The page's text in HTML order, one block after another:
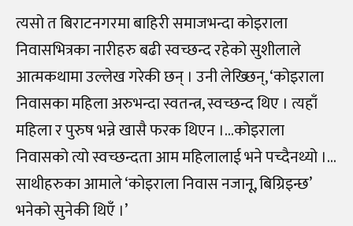
त्यसो त बिराटनगरमा बाहिरी समाजभन्दा कोइराला
निवासभित्रका नारीहरु बढी स्वच्छन्द रहेको सुशीलाले
आत्मकथामा उल्लेख गरेकी छन् । उनी लेख्छिन्, ‘कोइराला
निवासका महिला अरुभन्दा स्वतन्त्र, स्वच्छन्द थिए । त्यहाँ
महिला र पुरुष भन्ने खासै फरक थिएन ।…कोइराला
निवासको त्यो स्वच्छन्दता आम महिलालाई भने पच्दैनथ्यो ।…
साथीहरुका आमाले ‘कोइराला निवास नजानू, बिग्रिइन्छ’
भनेको सुनेकी थिएँ ।’